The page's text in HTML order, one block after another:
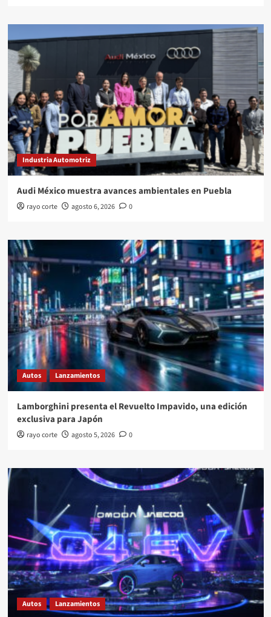
Industria Automotriz
Audi México muestra avances ambientales en Puebla
rayo corte agosto 6, 2026 0
Autos Lanzamientos
Lamborghini presenta el Revuelto Impavido, una edición
exclusiva para Japón
rayo corte agosto 5, 2026 0
Autos Lanzamientos